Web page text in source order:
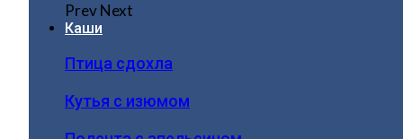
PrevNext
Каши
Птица сдохла
Кутья с изюмом